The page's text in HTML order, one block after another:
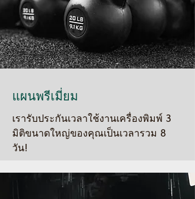
แผนพรีเมี่ยม
เรารับประกันเวลาใช้งานเครื่องพิมพ์ 3
มิติขนาดใหญ่ของคุณเป็นเวลารวม 8
วัน!